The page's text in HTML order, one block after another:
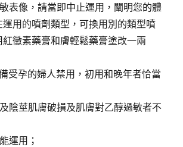
表像，請當即中止運用，闡明您的體
用的噴劑類型，可換用別的類型噴
黴素藥膏和膚輕鬆藥膏塗改一兩
受孕的婦人禁用，初用和晚年者恰當
陰莖肌膚破損及肌膚對乙醇過敏者不
運用；